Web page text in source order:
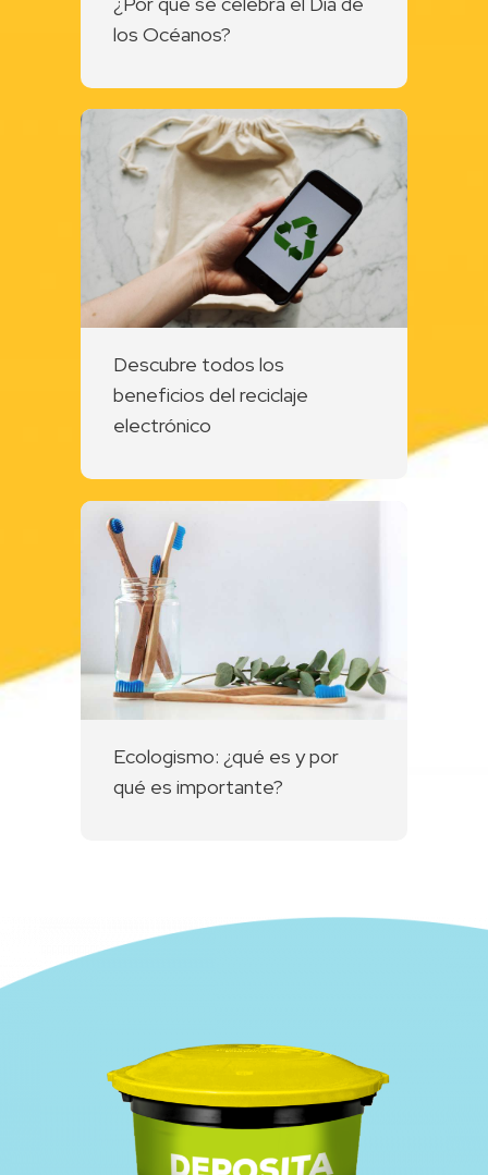
los Océanos?
Descubre todos los
beneficios del reciclaje
electrónico
Ecologismo: ¿qué es y por
qué es importante?